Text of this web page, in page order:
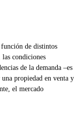
de distintos
condiciones
de la demanda –es
una propiedad en venta y
el mercado